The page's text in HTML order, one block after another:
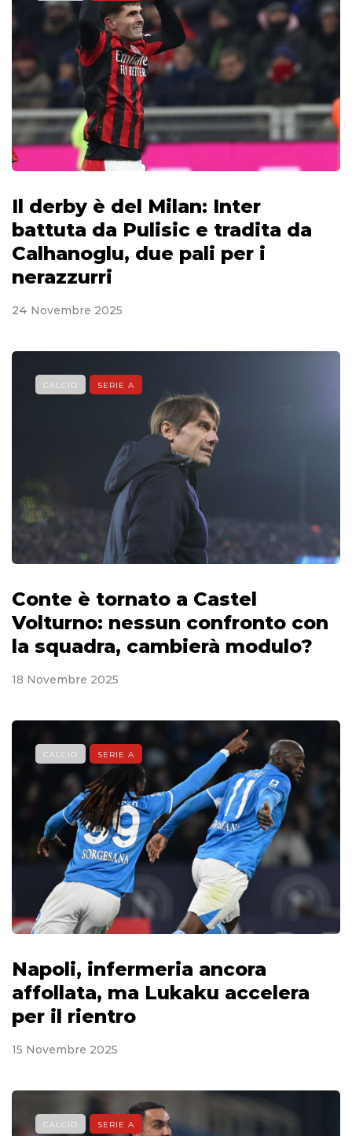
Il derby è del Milan: Inter
battuta da Pulisic e tradita da
Calhanoglu, due pali per i
nerazzurri
24 Novembre 2025
CALCIO SERIE A
Conte è tornato a Castel
Volturno: nessun confronto con
la squadra, cambierà modulo?
18 Novembre 2025
CALCIO SERIE A
Napoli, infermeria ancora
affollata, ma Lukaku accelera
per il rientro
15 Novembre 2025
CALCIO SERIE A